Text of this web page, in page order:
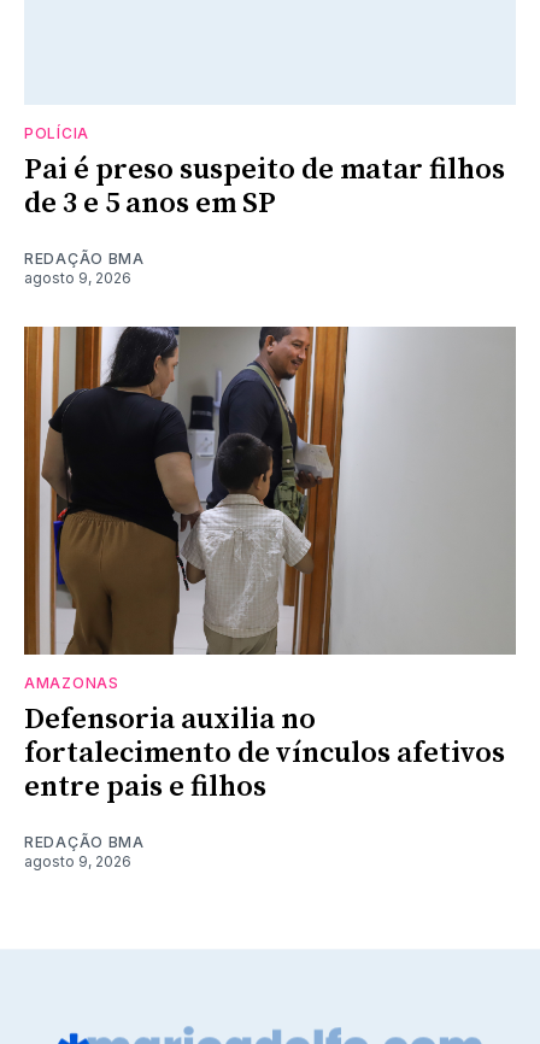
POLÍCIA
Pai é preso suspeito de matar filhos
de 3 e 5 anos em SP
REDAÇÃO BMA
agosto 9, 2026
AMAZONAS
Defensoria auxilia no
fortalecimento de vínculos afetivos
entre pais e filhos
REDAÇÃO BMA
agosto 9, 2026